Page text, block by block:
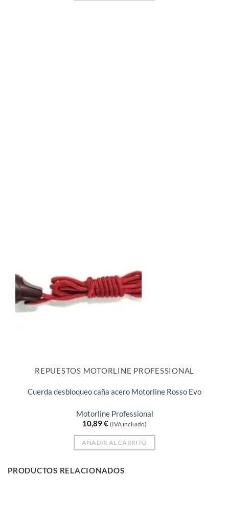
REPUESTOS MOTORLINE PROFESSIONAL
Cuerda desbloqueo caña acero Motorline Rosso Evo
Motorline Professional
10,89€ (IVA incluido)
AÑADIR AL CARRITO
PRODUCTOS RELACIONADOS